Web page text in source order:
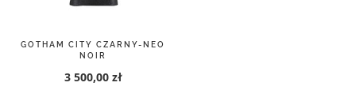
GOTHAM CITY CZARNY-NEO
NOIR
3 500,00 zł